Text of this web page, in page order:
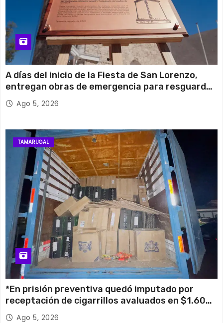
A días del inicio de la Fiesta de San Lorenzo,
entregan obras de emergencia para resguardar
su histórico campanario
Ago 5, 2026
TAMARUGAL
*En prisión preventiva quedó imputado por
receptación de cigarrillos avaluados en $1.600
millones*
Ago 5, 2026